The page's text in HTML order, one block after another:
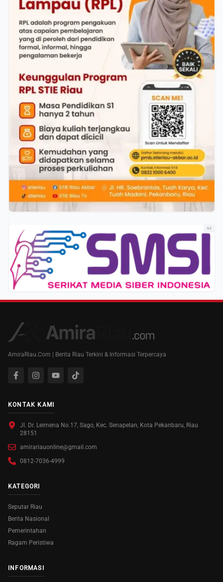
Ad
AmiraRiau.Com | Berita Riau Terkini & Informasi Terpercaya
KONTAK KAMI
Jl. Dr. Leimena No.17, Sago, Kec. Senapelan, Kota Pekanbaru, Riau
28151
amirariauonline@gmail.com
0812-7036-4999
KATEGORI
Seputar Riau
Berita Nasional
Pemerintahan
Ragam Peristiwa
INFORMASI